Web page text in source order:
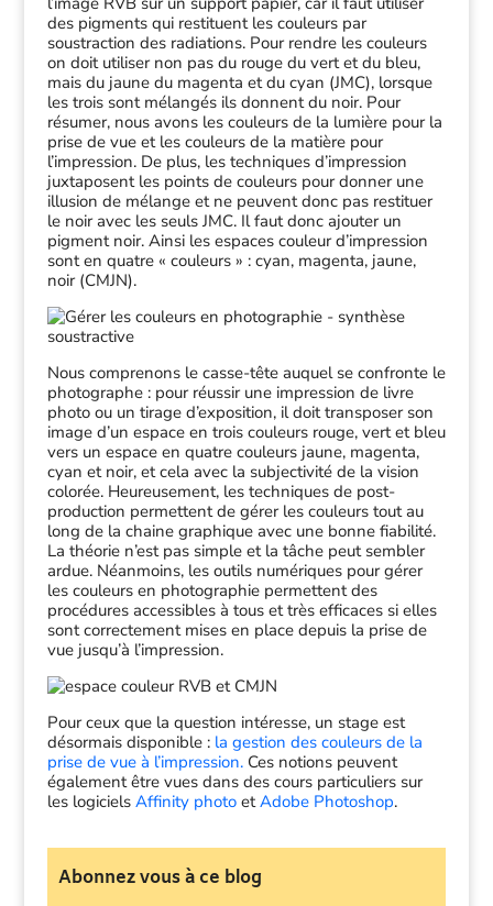
des pigments qui restituent les couleurs par
soustraction des radiations. Pour rendre les couleurs
on doit utiliser non pas du rouge du vert et du bleu,
mais du jaune du magenta et du cyan (JMC), lorsque
les trois sont mélangés ils donnent du noir. Pour
résumer, nous avons les couleurs de la lumière pour la
prise de vue et les couleurs de la matière pour
l’impression. De plus, les techniques d’impression
juxtaposent les points de couleurs pour donner une
illusion de mélange et ne peuvent donc pas restituer
le noir avec les seuls JMC. Il faut donc ajouter un
pigment noir. Ainsi les espaces couleur d’impression
sont en quatre « couleurs » : cyan, magenta, jaune,
noir (CMJN).
Nous comprenons le casse-tête auquel se confronte le
photographe : pour réussir une impression de livre
photo ou un tirage d’exposition, il doit transposer son
image d’un espace en trois couleurs rouge, vert et bleu
vers un espace en quatre couleurs jaune, magenta,
cyan et noir, et cela avec la subjectivité de la vision
colorée. Heureusement, les techniques de post-
production permettent de gérer les couleurs tout au
long de la chaine graphique avec une bonne fiabilité.
La théorie n’est pas simple et la tâche peut sembler
ardue. Néanmoins, les outils numériques pour gérer
les couleurs en photographie permettent des
procédures accessibles à tous et très efficaces si elles
sont correctement mises en place depuis la prise de
vue jusqu’à l’impression.
Pour ceux que la question intéresse, un stage est
désormais disponible : la gestion des couleurs de la
prise de vue à l’impression. Ces notions peuvent
également être vues dans des cours particuliers sur
les logiciels Affinity photoetAdobe Photoshop.
Abonnez vous à ce blog